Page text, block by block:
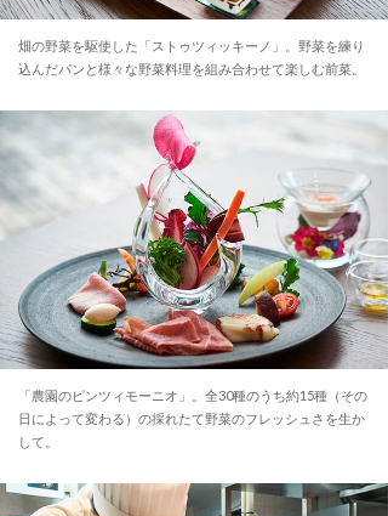
畑の野菜を駆使した「ストゥツィッキーノ」。野菜を練り
込んだパンと様々な野菜料理を組み合わせて楽しむ前菜。
「農園のピンツィモーニオ」。全30種のうち約15種（その
日によって変わる）の採れたて野菜のフレッシュさを生か
して。